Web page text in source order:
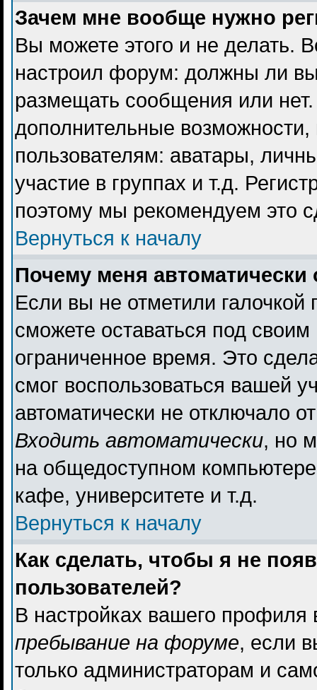
Зачем мне вообще нужно
Вы можете этого и не делать.
настроил форум: должны ли вы
размещать сообщения или
дополнительные
пользователям: аватары,
участие в группах и т.д.
поэтому мы рекомендуем это
Вернуться к началу
Почему меня автоматически
Если вы не отметили галочкой
сможете оставаться под
ограниченное время. Это
смог воспользоваться вашей
автоматически не отключало
Входить автоматически, но
на общедоступном
кафе, университете и т.д.
Вернуться к началу
Как сделать, чтобы я не
пользователей?
В настройках вашего
пребывание на форуме, если
только администраторам и